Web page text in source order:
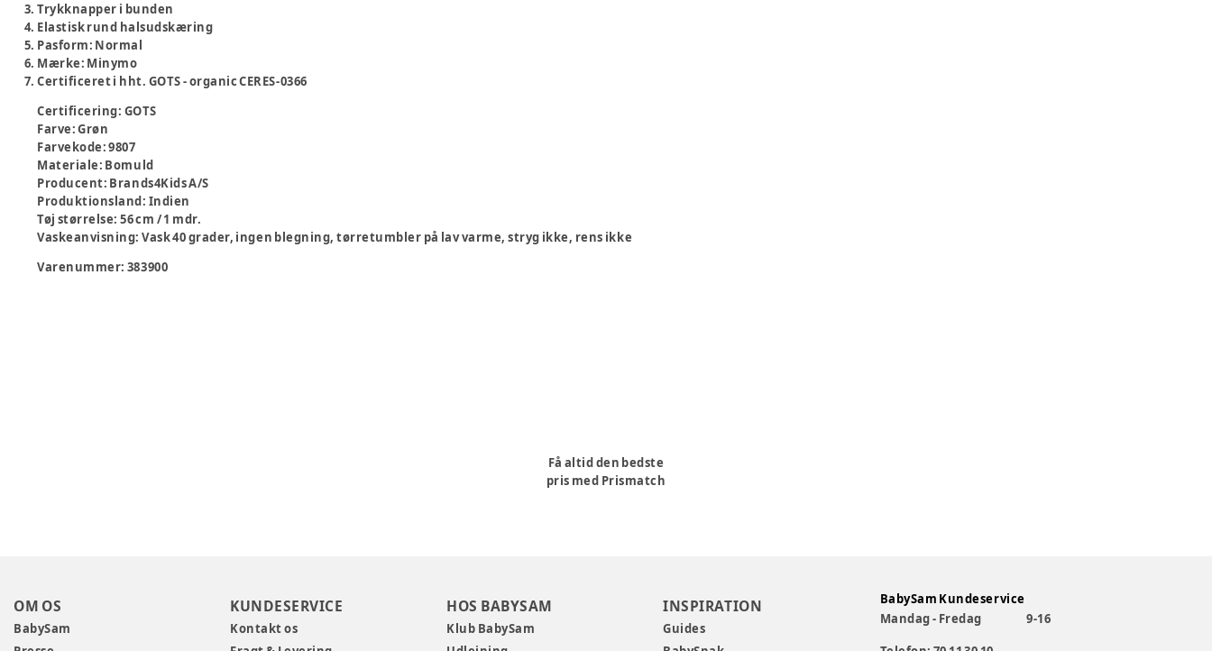
Trykknapper i bunden
Elastisk rund halsudskæring
Pasform: Normal
Mærke: Minymo
Certificeret i hht. GOTS - organic CERES-0366
Certificering: GOTS
Farve:Grøn
Farvekode:9807
Materiale: Bomuld
Producent: Brands4Kids A/S
Produktionsland: Indien
Tøj størrelse:56 cm / 1 mdr.
Vaskeanvisning:Vask 40 grader, ingen blegning, tørretumbler på lav varme, stryg ikke, rens ikke
Varenummer: 383900
Få altid den bedste
pris med Prismatch
OM OS
BabySam
KUNDESERVICE
Kontakt os
HOS BABYSAM
Klub BabySam
INSPIRATION
Guides
BabySam Kundeservice
Mandag - Fredag
9-16